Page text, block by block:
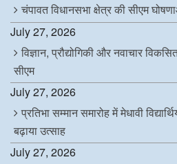
चंपावत विधानसभा क्षेत्र की सीएम
July 27, 2026
विज्ञान, प्रौद्योगिकी और नवाचार
सीएम
July 27, 2026
प्रतिभा सम्मान समारोह में मेधावी
बढ़ाया उत्साह
July 27, 2026